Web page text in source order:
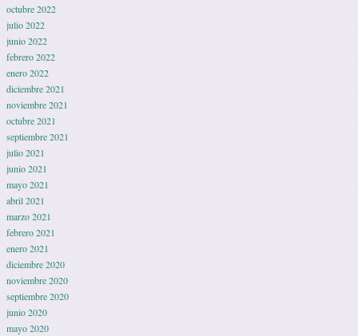
octubre 2022
julio 2022
junio 2022
febrero 2022
enero 2022
diciembre 2021
noviembre 2021
octubre 2021
septiembre 2021
julio 2021
junio 2021
mayo 2021
abril 2021
marzo 2021
febrero 2021
enero 2021
diciembre 2020
noviembre 2020
septiembre 2020
junio 2020
mayo 2020